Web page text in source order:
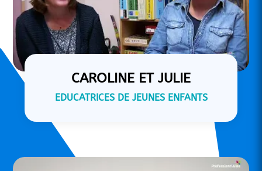
CAROLINE ET JULIE
EDUCATRICES DE JEUNES ENFANTS